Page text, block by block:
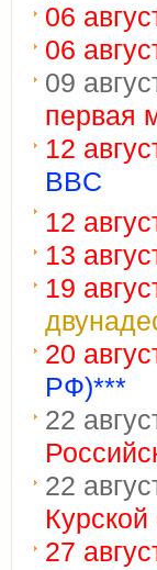
06
06
09
первая
12
ВВC
12
13
19
20
РФ)***
22
22
27